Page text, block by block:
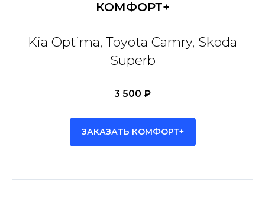
КОМФОРТ+
Kia Optima, Toyota Camry, Skoda
Superb
3 500 ₽
ЗАКАЗАТЬ КОМФОРТ+